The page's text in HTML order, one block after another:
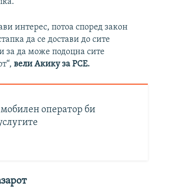
интерес, потоа според закон
да се достави до сите
за да може подоцна сите
вели Акику за РСЕ.
оператор би